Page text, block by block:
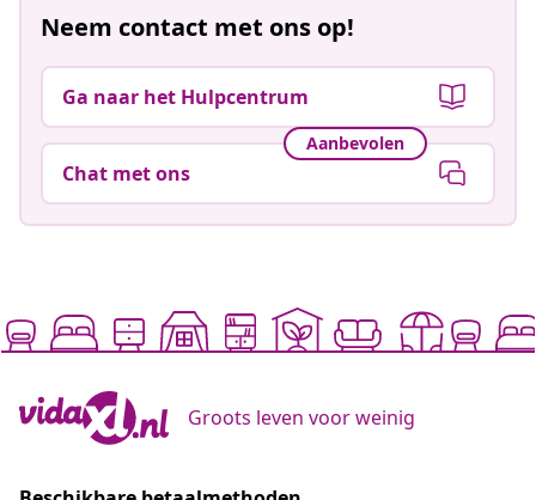
Neem contact met ons op!
Ga naar het Hulpcentrum
Aanbevolen
Chat met ons
Groots leven voor weinig